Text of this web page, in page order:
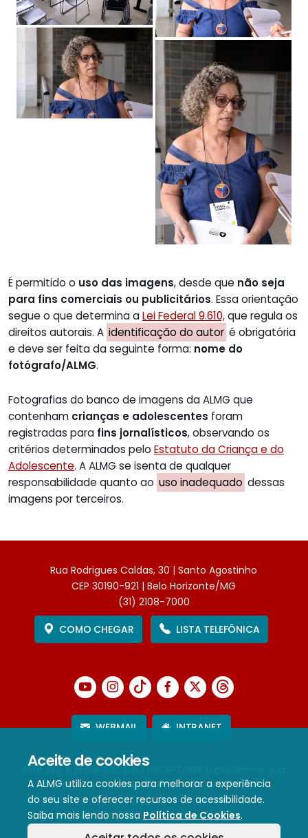
Aceite de cookies
A ALMG utiliza cookies para melhorar a experiência
do seu site e oferecer recursos de acessibilidade.
Saiba mais lendo nossa Política de Cookies.
É permitido o uso das imagens, desde que não seja
para fins comerciais ou publicitários. Essa orientação
segue o que determina aLei Federal 9.610,que regula os
direitos autorais. A identificação do autor é obrigatória
e deve ser feita da seguinte forma: nome do
fotógrafo/ALMG.
Fotografias do banco de imagens da ALMG que
contenham crianças e adolescentes foram
registradas para fins jornalísticos, observando os
critérios determinados pelo Estatuto da Criança e do
Adolescente. A ALMG se isenta de qualquer
responsabilidade quanto ao uso inadequado dessas
imagens por terceiros.
Rua Rodrigues Caldas, 30 | Santo Agostinho
CEP 30190-921 | Belo Horizonte/MG
(31) 2108-7000
COMO CHEGAR
LISTA TELEFÔNICA
WEBMAIL INTRANET
Este site é protegido pelo reCAPTCHA (aplicam-se sua
Política de PrivacidadeeTermos de Serviço).
Termos de Uso e Política de Privacidade